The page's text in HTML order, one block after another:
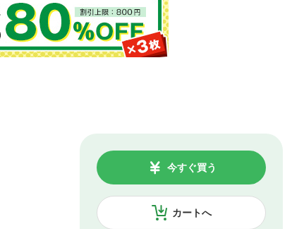
カートへ
今すぐ買う